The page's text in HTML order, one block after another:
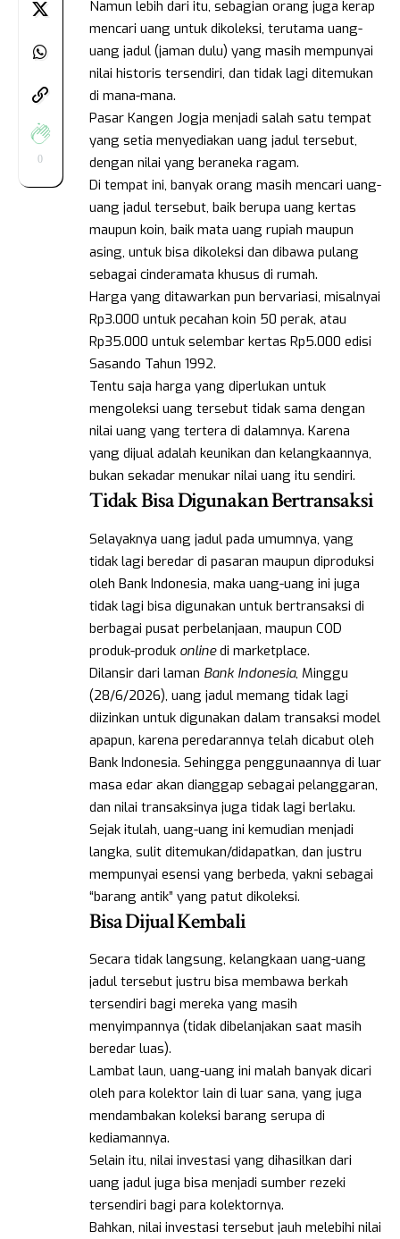
0
Namun lebih dari itu, sebagian orang juga kerap
mencari uang untuk dikoleksi, terutama uang-
uang jadul (jaman dulu) yang masih mempunyai
nilai historis tersendiri, dan tidak lagi ditemukan
di mana-mana.
Pasar Kangen Jogja menjadi salah satu tempat
yang setia menyediakan uang jadul tersebut,
dengan nilai yang beraneka ragam.
Di tempat ini, banyak orang masih mencari uang-
uang jadul tersebut, baik berupa uang kertas
maupun koin, baik mata uang rupiah maupun
asing, untuk bisa dikoleksi dan dibawa pulang
sebagai cinderamata khusus di rumah.
Harga yang ditawarkan pun bervariasi, misalnyai
Rp3.000 untuk pecahan koin 50 perak, atau
Rp35.000 untuk selembar kertas Rp5.000 edisi
Sasando Tahun 1992.
Tentu saja harga yang diperlukan untuk
mengoleksi uang tersebut tidak sama dengan
nilai uang yang tertera di dalamnya. Karena
yang dijual adalah keunikan dan kelangkaannya,
bukan sekadar menukar nilai uang itu sendiri.
Tidak Bisa Digunakan Bertransaksi
Selayaknya uang jadul pada umumnya, yang
tidak lagi beredar di pasaran maupun diproduksi
oleh Bank Indonesia, maka uang-uang ini juga
tidak lagi bisa digunakan untuk bertransaksi di
berbagai pusat perbelanjaan, maupun COD
produk-produk onlinedi marketplace.
Dilansir dari laman Bank Indonesia, Minggu
(28/6/2026), uang jadul memang tidak lagi
diizinkan untuk digunakan dalam transaksi model
apapun, karena peredarannya telah dicabut oleh
Bank Indonesia. Sehingga penggunaannya di luar
masa edar akan dianggap sebagai pelanggaran,
dan nilai transaksinya juga tidak lagi berlaku.
Sejak itulah, uang-uang ini kemudian menjadi
langka, sulit ditemukan/didapatkan, dan justru
mempunyai esensi yang berbeda, yakni sebagai
“barang antik” yang patut dikoleksi.
Bisa Dijual Kembali
Secara tidak langsung, kelangkaan uang-uang
jadul tersebut justru bisa membawa berkah
tersendiri bagi mereka yang masih
menyimpannya (tidak dibelanjakan saat masih
beredar luas).
Lambat laun, uang-uang ini malah banyak dicari
oleh para kolektor lain di luar sana, yang juga
mendambakan koleksi barang serupa di
kediamannya.
Selain itu, nilai investasi yang dihasilkan dari
uang jadul juga bisa menjadi sumber rezeki
tersendiri bagi para kolektornya.
Bahkan, nilai investasi tersebut jauh melebihi nilai